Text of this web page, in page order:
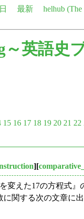
最新
helhub
～英語史
15 16 17 18 19 20 21 22
][
変えた17の方程式
に関する次の文章に